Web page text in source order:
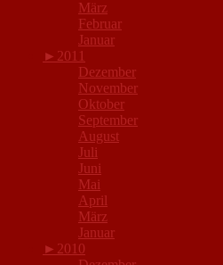
März
Februar
Januar
► 2011
Dezember
November
Oktober
September
August
Juli
Juni
Mai
April
März
Januar
► 2010